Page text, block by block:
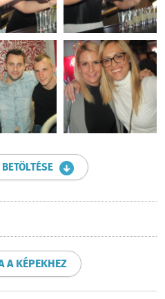
A KÉPEKHEZ